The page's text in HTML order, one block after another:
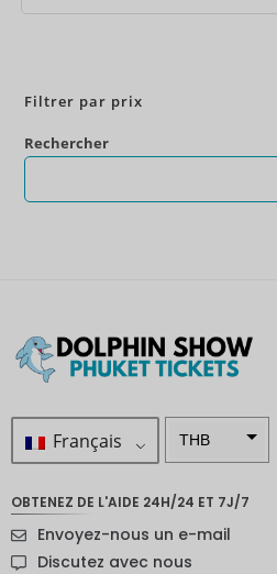
Filtrer par prix
Rechercher
Français THB
Dollar
OBTENEZ DE L'AIDE 24H/24 ET 7J/7
Envoyez-nous un e-mail
Discutez avec nous